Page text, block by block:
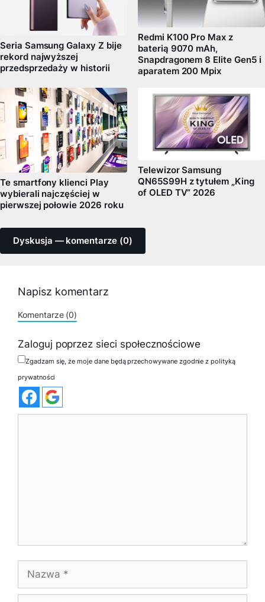
Seria Samsung Galaxy Z bije
rekord najwyższej
przedsprzedaży w historii
Redmi K100 Pro Max z
baterią 9070 mAh,
Snapdragonem 8 Elite Gen5 i
aparatem 200 Mpix
Te smartfony klienci Play
wybierali najczęściej w
pierwszej połowie 2026 roku
Telewizor Samsung
QN65S99H z tytułem „King
of OLED TV” 2026
Dyskusja — komentarze (0)
Napisz komentarz
Komentarze (0)
Zaloguj poprzez sieci społecznościowe
Zgadzam się, że moje dane będą przechowywane zgodnie z polityką
prywatności
Nazwa